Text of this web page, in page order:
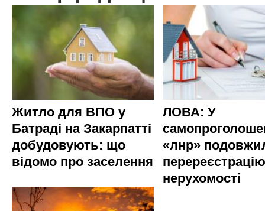
Житло для ВПО у
Батраді на Закарпатті
добудовують: що
відомо про заселення
ЛОВА: У
«лнр»
перереєстрацію
нерухомості